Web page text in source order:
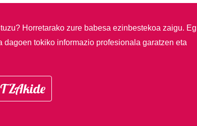
Horretarako zure babesa ezinbestekoa zaigu.
tokiko informazio profesionala garatzen eta